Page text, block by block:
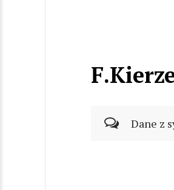
Dane z